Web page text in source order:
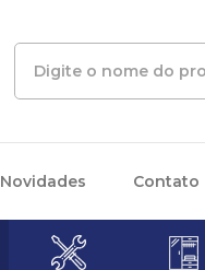
Novidades Contato